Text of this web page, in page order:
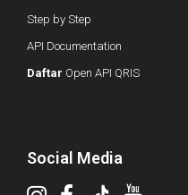
Step by Step
API Documentation
Daftar Open API QRIS
Social Media